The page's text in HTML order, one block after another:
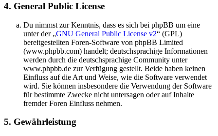
4. General Public License
Du nimmst zur Kenntnis, dass es sich bei phpBB um eine
unter der „GNU General Public License v2“ (GPL)
bereitgestellten Foren-Software von phpBB Limited
(www.phpbb.com) handelt; deutschsprachige Informationen
werden durch die deutschsprachige Community unter
www.phpbb.de zur Verfügung gestellt. Beide haben keinen
Einfluss auf die Art und Weise, wie die Software verwendet
wird. Sie können insbesondere die Verwendung der Software
für bestimmte Zwecke nicht untersagen oder auf Inhalte
fremder Foren Einfluss nehmen.
5. Gewährleistung